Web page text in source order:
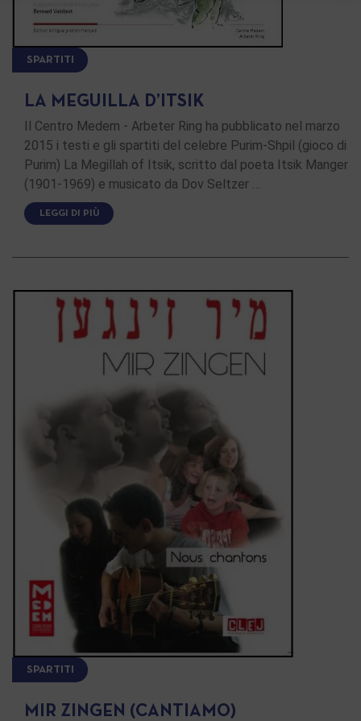
SPARTITI
LA MEGUILLA D’ITSIK
Il Centro Medem - Arbeter Ring ha pubblicato nel marzo
2015 i testi e gli spartiti del celebre Purim-Shpil (gioco di
Purim) La Megillah of Itsik, scritto dal poeta Itsik Manger
(1901-1969) e musicato da Dov Seltzer …
LEGGI DI PIÙ
SPARTITI
MIR ZINGEN (CANTIAMO)